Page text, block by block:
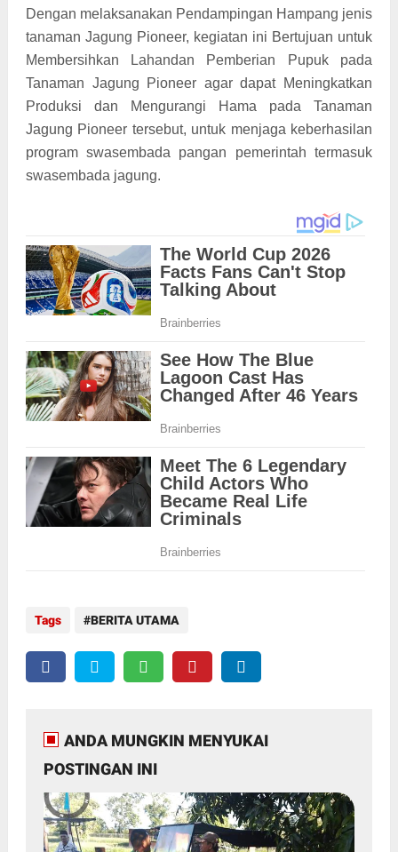
Dengan melaksanakan Pendampingan Hampang jenis
tanaman Jagung Pioneer, kegiatan ini Bertujuan untuk
Membersihkan Lahandan Pemberian Pupuk pada
Tanaman Jagung Pioneer agar dapat Meningkatkan
Produksi dan Mengurangi Hama pada Tanaman
Jagung Pioneer tersebut, untuk menjaga keberhasilan
program swasembada pangan pemerintah termasuk
swasembada jagung.
Tags BERITA UTAMA
ANDA MUNGKIN MENYUKAI
POSTINGAN INI